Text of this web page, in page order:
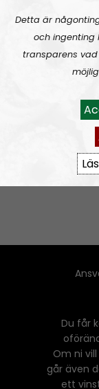
Du får
Om ni
går även
ett
Detta är
och ingenting
transparens